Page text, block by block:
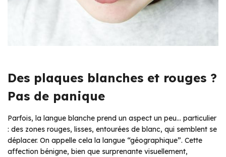
Des plaques blanches et rouges ?
Pas de panique
Parfois, la langue blanche prend un aspect un peu… particulier
: des zones rouges, lisses, entourées de blanc, qui semblent se
déplacer. On appelle cela la langue “géographique”. Cette
affection bénigne, bien que surprenante visuellement,